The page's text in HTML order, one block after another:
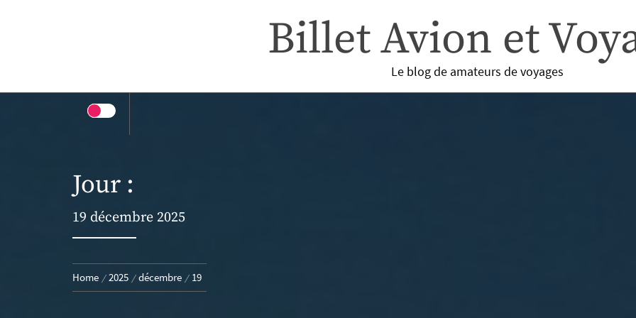
Billet Avion et
Le blog de amateurs de voyages
Jour :
19 décembre 2025
Home 2025 décembre 19